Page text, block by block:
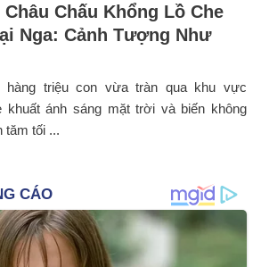
Chấu Khổng Lồ Che
Nga: Cảnh Tượng Như
hàng triệu con vừa tràn qua khu vực
khuất ánh sáng mặt trời và biến không
tăm tối ...